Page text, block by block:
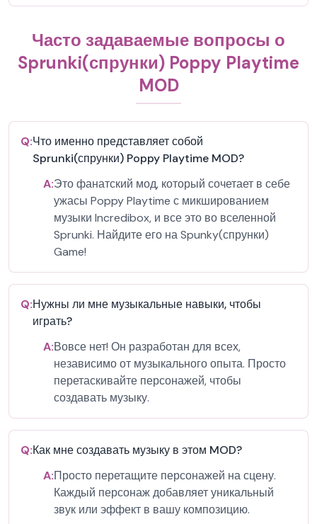
Часто задаваемые вопросы о
Sprunki(спрунки) Poppy Playtime
MOD
Q:Что именно представляет собой
Sprunki(спрунки) Poppy Playtime MOD?
A:Это фанатский мод, который сочетает в себе
ужасы Poppy Playtime с микшированием
музыки Incredibox, и все это во вселенной
Sprunki. Найдите его на Spunky(спрунки)
Game!
Q:Нужны ли мне музыкальные навыки, чтобы
играть?
A:Вовсе нет! Он разработан для всех,
независимо от музыкального опыта. Просто
перетаскивайте персонажей, чтобы
создавать музыку.
Q:Как мне создавать музыку в этом MOD?
A:Просто перетащите персонажей на сцену.
Каждый персонаж добавляет уникальный
звук или эффект в вашу композицию.